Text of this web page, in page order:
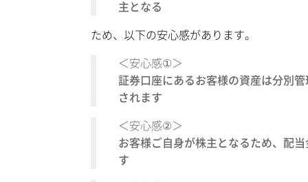
主となる
ため、以下の安心感があります。
＜安心感①＞
証券口座にあるお客様の資産は分別
されます
＜安心感②＞
お客様ご自身が株主となるため、配
す